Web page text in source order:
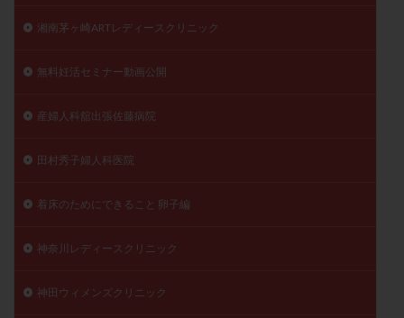
湘南茅ヶ崎ARTレディースクリニック
無料妊活セミナー動画公開
産婦人科舘出張佐藤病院
田村秀子婦人科医院
着床のためにできること 卵子編
神奈川レディースクリニック
神田ウィメンズクリニック